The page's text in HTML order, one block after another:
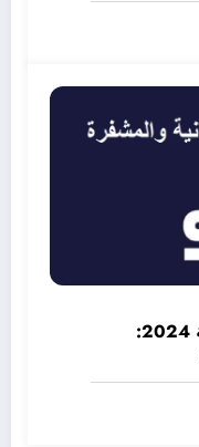
تردد قناة SSC السعودية الرياضية 2024: